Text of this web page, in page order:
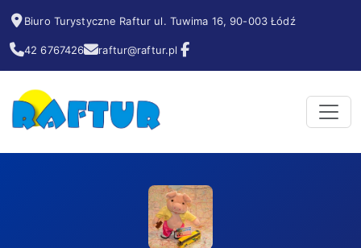
Biuro Turystyczne Raftur ul. Tuwima 16, 90-003 Łódź
42 6767426 raftur@raftur.pl